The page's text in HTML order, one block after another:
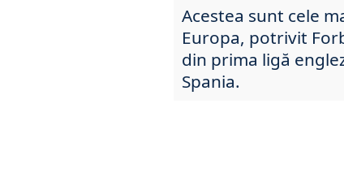
Acestea sunt cele
Europa, potrivit
din prima ligă
Spania.